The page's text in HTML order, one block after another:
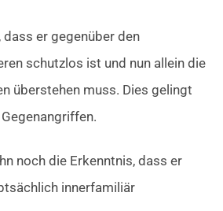
er gegenüber den
schutzlos ist und nun allein die
überstehen muss. Dies gelingt
noch die Erkenntnis, dass er
innerfamiliär